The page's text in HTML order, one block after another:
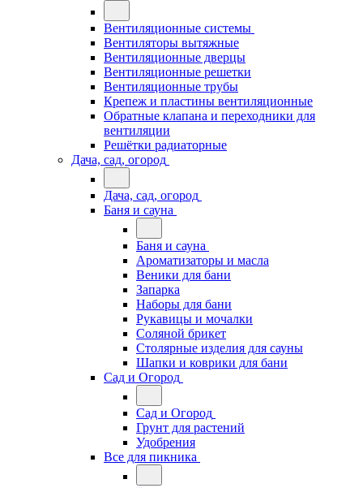
Вентиляционные системы
Вентиляторы вытяжные
Вентиляционные дверцы
Вентиляционные решетки
Вентиляционные трубы
Крепеж и пластины вентиляционные
Обратные клапана и переходники для
вентиляции
Решётки радиаторные
Дача, сад, огород
Дача, сад, огород
Баня и сауна
Баня и сауна
Ароматизаторы и масла
Веники для бани
Запарка
Наборы для бани
Рукавицы и мочалки
Соляной брикет
Столярные изделия для сауны
Шапки и коврики для бани
Сад и Огород
Сад и Огород
Грунт для растений
Удобрения
Все для пикника